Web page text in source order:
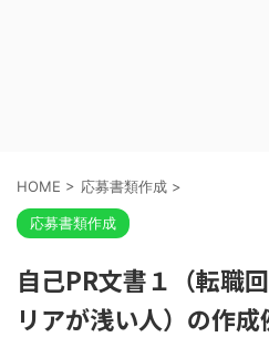
HOME > 応募書類作成 >
応募書類作成
自己PR文書１（転職
リアが浅い人）の作成